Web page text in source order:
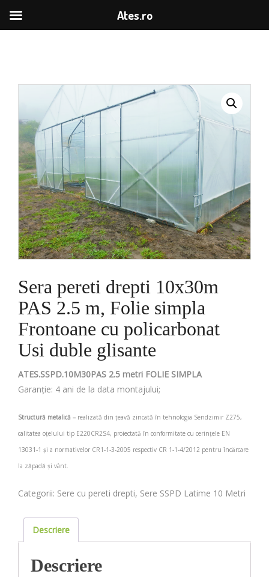
Sera pereti drepti 10x30m
PAS 2.5 m, Folie simpla
Frontoane cu policarbonat
Usi duble glisante
ATES.SSPD.10M30PAS 2.5 metri FOLIE SIMPLA
Garanție: 4 ani de la data montajului;
Structură metalică – realizată din țeavă zincată în tehnologia Sendzimir Z275,
calitatea oțelului tip E220CR2S4, proiectată în conformitate cu cerințele EN
13031-1 și a normativelor CR1-1-3-2005 respectiv CR 1-1-4/2012 pentru încărcare
la zăpadă și vânt.
Categorii: Sere cu pereti drepti, Sere SSPD Latime 10 Metri
Descriere
Descriere
Ates.ro